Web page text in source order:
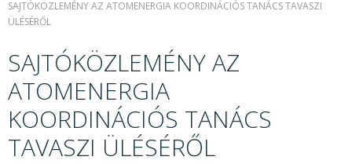
HÍREK
RENDKÍVÜLI HÍREK
SAJTÓSZOBA
HIRDETMÉNYEK
BEMUTATKOZÁS
SAJTÓKÖZLEMÉNY AZ ATOMENERGIA KOORDINÁCIÓS TANÁCS TAVASZI
ÜLÉSÉRŐL
SAJTÓKÖZLEMÉNY AZ
ATOMENERGIA
KOORDINÁCIÓS TANÁCS
TAVASZI ÜLÉSÉRŐL